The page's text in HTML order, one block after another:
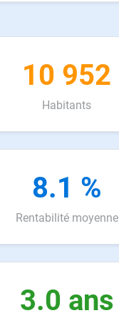
10 952
Habitants
8.1 %
Rentabilité moyenne
3.0 ans